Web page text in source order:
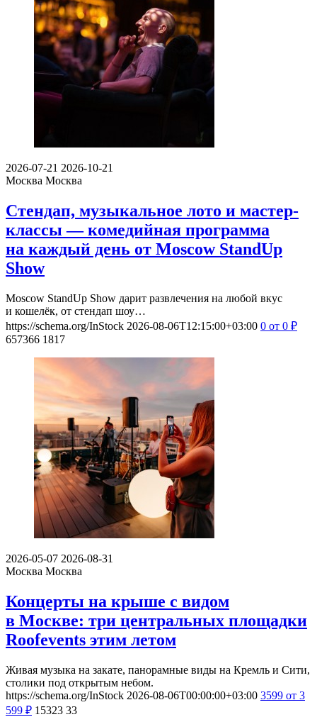
2026-07-21 2026-10-21
Москва Москва
Стендап, музыкальное лото и мастер-
классы — комедийная программа
на каждый день от Moscow StandUp
Show
Moscow StandUp Show дарит развлечения на любой вкус
и кошелёк, от стендап шоу…
https://schema.org/InStock 2026-08-06T12:15:00+03:00 0 от 0 ₽
657366 1817
2026-05-07 2026-08-31
Москва Москва
Концерты на крыше с видом
в Москве: три центральных площадки
Roofevents этим летом
Живая музыка на закате, панорамные виды на Кремль и Сити,
столики под открытым небом.
https://schema.org/InStock 2026-08-06T00:00:00+03:00 3599 от 3
599 ₽ 15323 33